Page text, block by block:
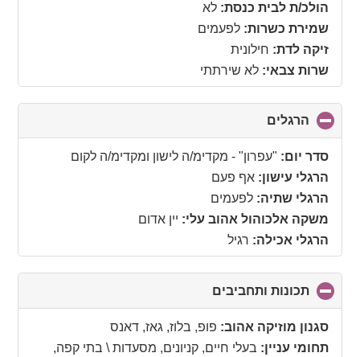
הולכ/ת לבית כנסת: לא
שמירת כשרות: לפעמים
זיקה לדת: חילונית
שרות צבאי: לא שירתתי
הרגלים
to
collapse
סדר יום: "עפרון" - מקדימ/ה לישון ומקדימ/ה לקום
הרגלי עישון: אף פעם
הרגלי שתיה: לפעמים
משקה אלכוהול אהוב עלי: יין אדום
הרגלי אכילה: רגיל
תכונות ותחביבים
to
collapse
סגנון מוזיקה אהוב: פופ, בלוז, גאז, דאנס
תחומי עניין: בעלי חיים, קניונים, מסעדות \ בתי קפה,